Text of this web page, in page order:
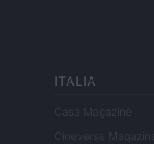
ITALIA
Casa Magazine
Cineverse Magazine